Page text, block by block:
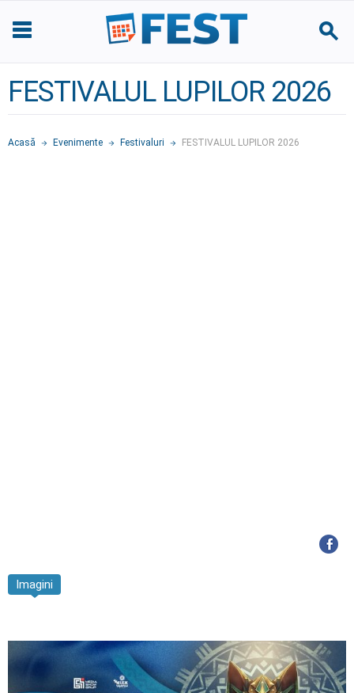
FESTIVALUL LUPILOR 2026
Acasă Evenimente Festivaluri FESTIVALUL LUPILOR 2026
Imagini